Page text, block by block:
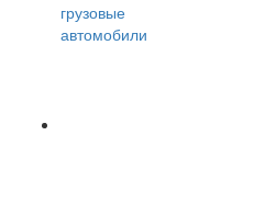
грузовые
автомобили